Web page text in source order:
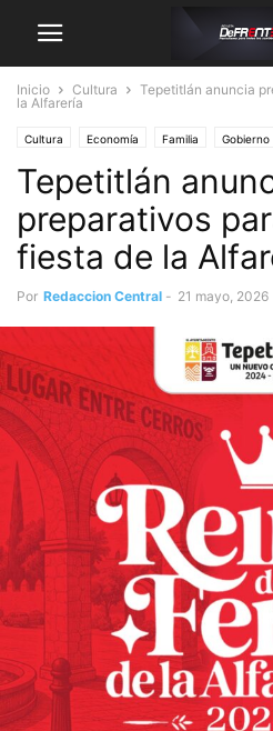
Inicio Cultura
Tepetitlán anuncia
la Alfarería
Cultura Economía Familia Gobierno
Hidalguenses Destacados
Tepetitlán
preparativos
fiesta de la
Por Redaccion Central - 21 mayo, 2026